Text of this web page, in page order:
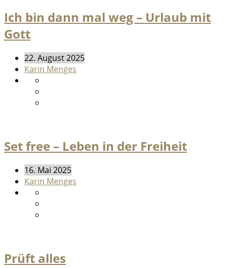
Ich bin dann mal weg – Urlaub mit
Gott
22. August 2025
Karin Menges
Set free – Leben in der Freiheit
16. Mai 2025
Karin Menges
Prüft alles